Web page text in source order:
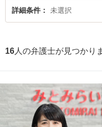
求された側を法律相談できる水戸
詳細条件 未選択
16 人の弁護士が見つかり